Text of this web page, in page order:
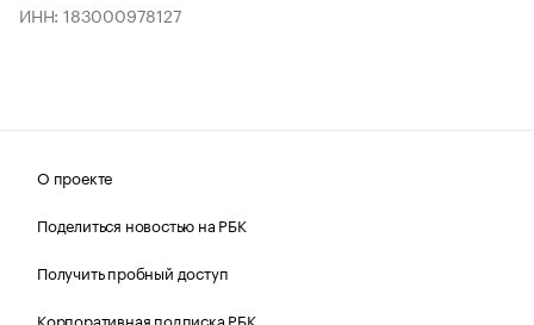
ИНН: 183000978127
О проекте
Поделиться новостью на РБК
Получить пробный доступ
Корпоративная подписка РБК